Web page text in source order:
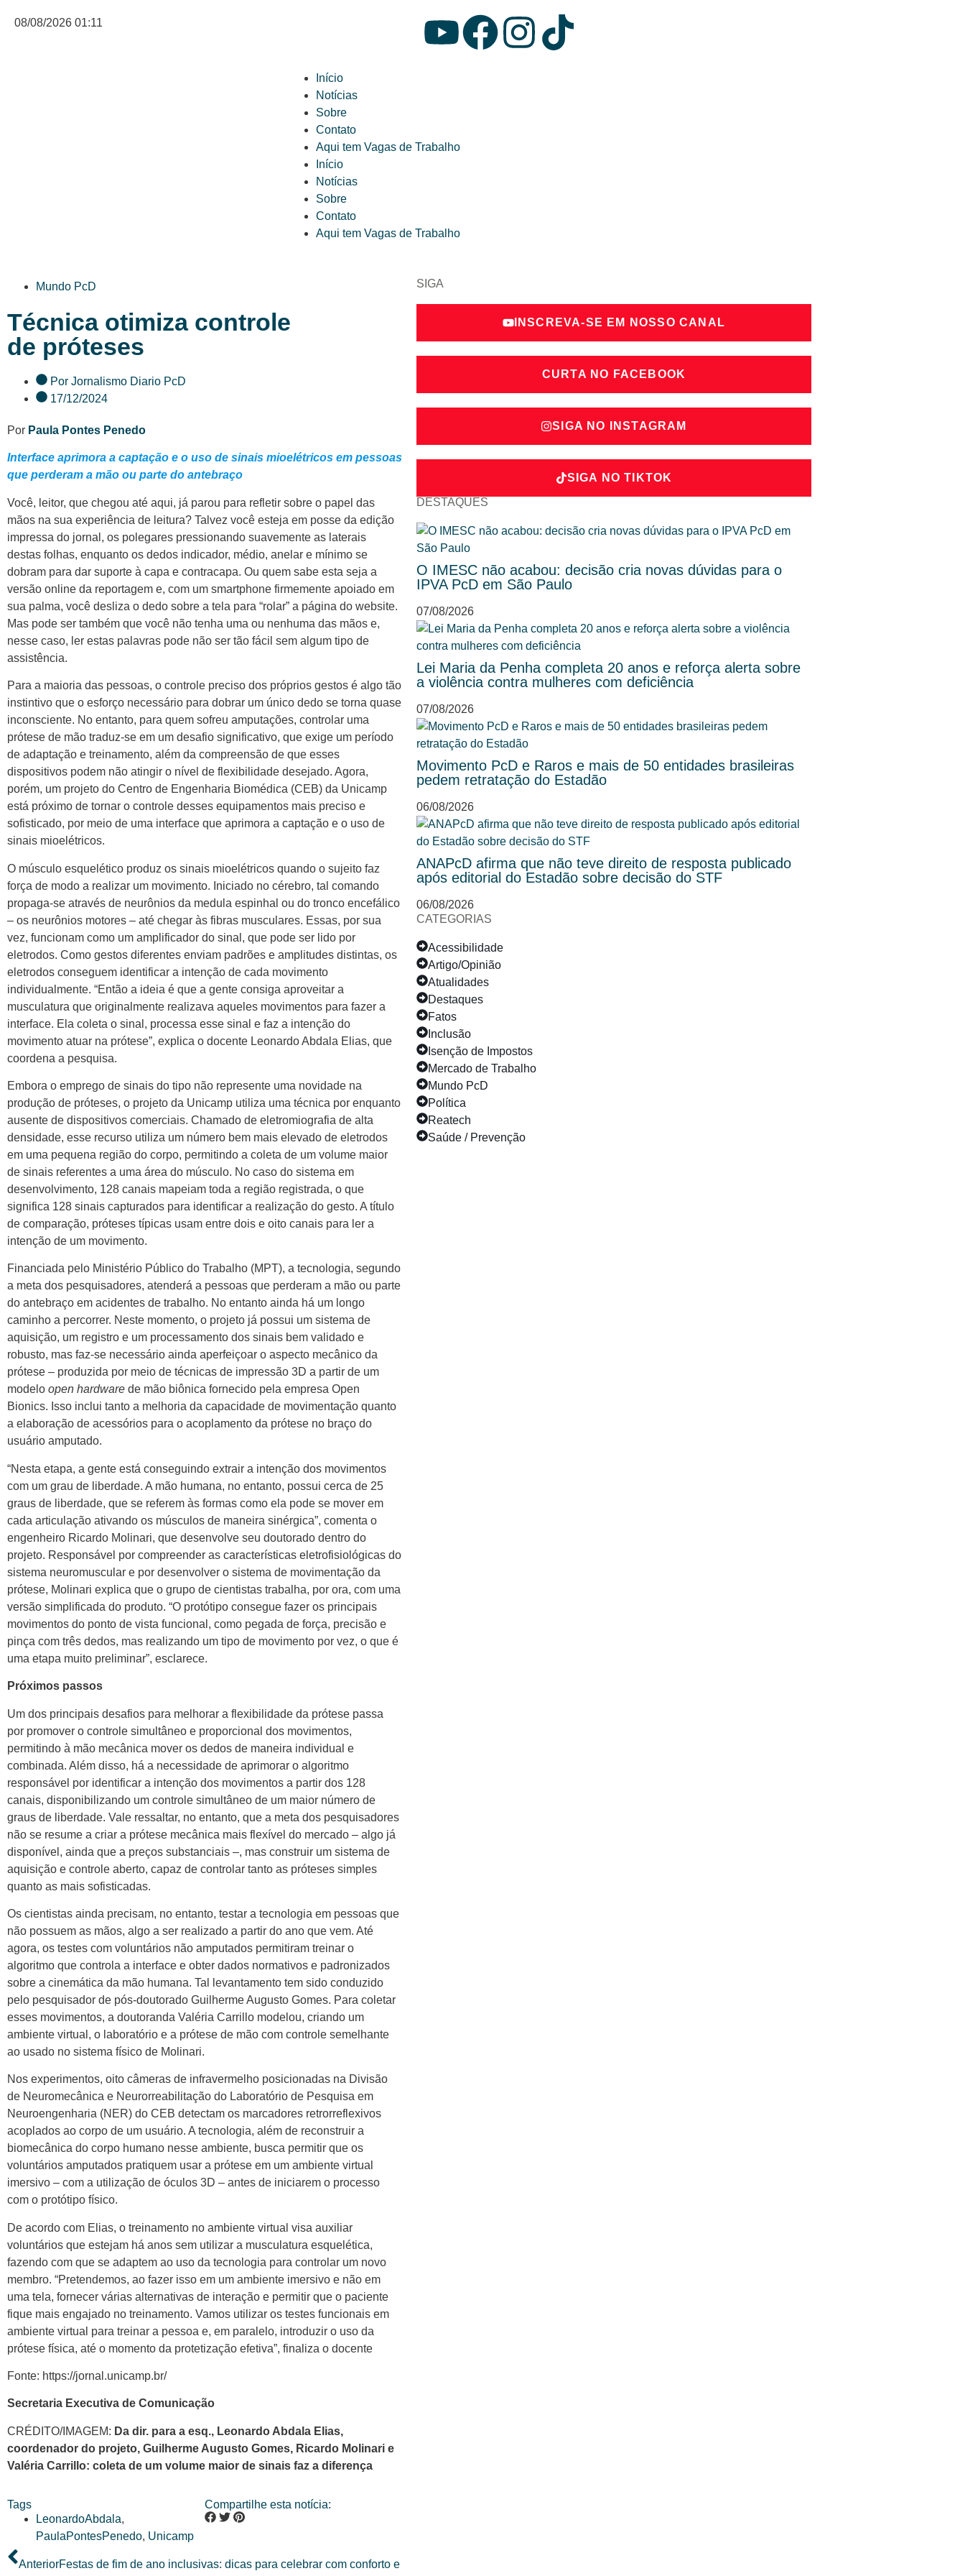
08/08/2026 01:11
Início
Notícias
Sobre
Contato
Aqui tem Vagas de Trabalho
Início
Notícias
Sobre
Contato
Aqui tem Vagas de Trabalho
Mundo PcD
Técnica otimiza controle
de próteses
Por Jornalismo Diario PcD
17/12/2024
Por Paula Pontes Penedo
Interface aprimora a captação e o uso de sinais mioelétricos em pessoas
que perderam a mão ou parte do antebraço
Você, leitor, que chegou até aqui, já parou para refletir sobre o papel das
mãos na sua experiência de leitura? Talvez você esteja em posse da edição
impressa do jornal, os polegares pressionando suavemente as laterais
destas folhas, enquanto os dedos indicador, médio, anelar e mínimo se
dobram para dar suporte à capa e contracapa. Ou quem sabe esta seja a
versão online da reportagem e, com um smartphone firmemente apoiado em
sua palma, você desliza o dedo sobre a tela para “rolar” a página do website.
Mas pode ser também que você não tenha uma ou nenhuma das mãos e,
nesse caso, ler estas palavras pode não ser tão fácil sem algum tipo de
assistência.
Para a maioria das pessoas, o controle preciso dos próprios gestos é algo tão
instintivo que o esforço necessário para dobrar um único dedo se torna quase
inconsciente. No entanto, para quem sofreu amputações, controlar uma
prótese de mão traduz-se em um desafio significativo, que exige um período
de adaptação e treinamento, além da compreensão de que esses
dispositivos podem não atingir o nível de flexibilidade desejado. Agora,
porém, um projeto do Centro de Engenharia Biomédica (CEB) da Unicamp
está próximo de tornar o controle desses equipamentos mais preciso e
sofisticado, por meio de uma interface que aprimora a captação e o uso de
sinais mioelétricos.
O músculo esquelético produz os sinais mioelétricos quando o sujeito faz
força de modo a realizar um movimento. Iniciado no cérebro, tal comando
propaga-se através de neurônios da medula espinhal ou do tronco encefálico
– os neurônios motores – até chegar às fibras musculares. Essas, por sua
vez, funcionam como um amplificador do sinal, que pode ser lido por
eletrodos. Como gestos diferentes enviam padrões e amplitudes distintas, os
eletrodos conseguem identificar a intenção de cada movimento
individualmente. “Então a ideia é que a gente consiga aproveitar a
musculatura que originalmente realizava aqueles movimentos para fazer a
interface. Ela coleta o sinal, processa esse sinal e faz a intenção do
movimento atuar na prótese”, explica o docente Leonardo Abdala Elias, que
coordena a pesquisa.
Embora o emprego de sinais do tipo não represente uma novidade na
produção de próteses, o projeto da Unicamp utiliza uma técnica por enquanto
ausente de dispositivos comerciais. Chamado de eletromiografia de alta
densidade, esse recurso utiliza um número bem mais elevado de eletrodos
em uma pequena região do corpo, permitindo a coleta de um volume maior
de sinais referentes a uma área do músculo. No caso do sistema em
desenvolvimento, 128 canais mapeiam toda a região registrada, o que
significa 128 sinais capturados para identificar a realização do gesto. A título
de comparação, próteses típicas usam entre dois e oito canais para ler a
intenção de um movimento.
Financiada pelo Ministério Público do Trabalho (MPT), a tecnologia, segundo
a meta dos pesquisadores, atenderá a pessoas que perderam a mão ou parte
do antebraço em acidentes de trabalho. No entanto ainda há um longo
caminho a percorrer. Neste momento, o projeto já possui um sistema de
aquisição, um registro e um processamento dos sinais bem validado e
robusto, mas faz-se necessário ainda aperfeiçoar o aspecto mecânico da
prótese – produzida por meio de técnicas de impressão 3D a partir de um
modelo open hardware de mão biônica fornecido pela empresa Open
Bionics. Isso inclui tanto a melhoria da capacidade de movimentação quanto
a elaboração de acessórios para o acoplamento da prótese no braço do
usuário amputado.
“Nesta etapa, a gente está conseguindo extrair a intenção dos movimentos
com um grau de liberdade. A mão humana, no entanto, possui cerca de 25
graus de liberdade, que se referem às formas como ela pode se mover em
cada articulação ativando os músculos de maneira sinérgica”, comenta o
engenheiro Ricardo Molinari, que desenvolve seu doutorado dentro do
projeto. Responsável por compreender as características eletrofisiológicas do
sistema neuromuscular e por desenvolver o sistema de movimentação da
prótese, Molinari explica que o grupo de cientistas trabalha, por ora, com uma
versão simplificada do produto. “O protótipo consegue fazer os principais
movimentos do ponto de vista funcional, como pegada de força, precisão e
pinça com três dedos, mas realizando um tipo de movimento por vez, o que é
uma etapa muito preliminar”, esclarece.
Próximos passos
Um dos principais desafios para melhorar a flexibilidade da prótese passa
por promover o controle simultâneo e proporcional dos movimentos,
permitindo à mão mecânica mover os dedos de maneira individual e
combinada. Além disso, há a necessidade de aprimorar o algoritmo
responsável por identificar a intenção dos movimentos a partir dos 128
canais, disponibilizando um controle simultâneo de um maior número de
graus de liberdade. Vale ressaltar, no entanto, que a meta dos pesquisadores
não se resume a criar a prótese mecânica mais flexível do mercado – algo já
disponível, ainda que a preços substanciais –, mas construir um sistema de
aquisição e controle aberto, capaz de controlar tanto as próteses simples
quanto as mais sofisticadas.
Os cientistas ainda precisam, no entanto, testar a tecnologia em pessoas que
não possuem as mãos, algo a ser realizado a partir do ano que vem. Até
agora, os testes com voluntários não amputados permitiram treinar o
algoritmo que controla a interface e obter dados normativos e padronizados
sobre a cinemática da mão humana. Tal levantamento tem sido conduzido
pelo pesquisador de pós-doutorado Guilherme Augusto Gomes. Para coletar
esses movimentos, a doutoranda Valéria Carrillo modelou, criando um
ambiente virtual, o laboratório e a prótese de mão com controle semelhante
ao usado no sistema físico de Molinari.
Nos experimentos, oito câmeras de infravermelho posicionadas na Divisão
de Neuromecânica e Neurorreabilitação do Laboratório de Pesquisa em
Neuroengenharia (NER) do CEB detectam os marcadores retrorreflexivos
acoplados ao corpo de um usuário. A tecnologia, além de reconstruir a
biomecânica do corpo humano nesse ambiente, busca permitir que os
voluntários amputados pratiquem usar a prótese em um ambiente virtual
imersivo – com a utilização de óculos 3D – antes de iniciarem o processo
com o protótipo físico.
De acordo com Elias, o treinamento no ambiente virtual visa auxiliar
voluntários que estejam há anos sem utilizar a musculatura esquelética,
fazendo com que se adaptem ao uso da tecnologia para controlar um novo
membro. “Pretendemos, ao fazer isso em um ambiente imersivo e não em
uma tela, fornecer várias alternativas de interação e permitir que o paciente
fique mais engajado no treinamento. Vamos utilizar os testes funcionais em
ambiente virtual para treinar a pessoa e, em paralelo, introduzir o uso da
prótese física, até o momento da protetização efetiva”, finaliza o docente
Fonte: https://jornal.unicamp.br/
Secretaria Executiva de Comunicação
CRÉDITO/IMAGEM: Da dir. para a esq., Leonardo Abdala Elias,
coordenador do projeto, Guilherme Augusto Gomes, Ricardo Molinari e
Valéria Carrillo: coleta de um volume maior de sinais faz a diferença
Tags
LeonardoAbdala,
PaulaPontesPenedo, Unicamp
Compartilhe esta notícia:
AnteriorFestas de fim de ano inclusivas: dicas para celebrar com conforto e
SIGA
INSCREVA-SE EM NOSSO CANAL
CURTA NO FACEBOOK
SIGA NO INSTAGRAM
SIGA NO TIKTOK
DESTAQUES
O IMESC não acabou: decisão cria novas dúvidas para o
IPVA PcD em São Paulo
07/08/2026
Lei Maria da Penha completa 20 anos e reforça alerta sobre
a violência contra mulheres com deficiência
07/08/2026
Movimento PcD e Raros e mais de 50 entidades brasileiras
pedem retratação do Estadão
06/08/2026
ANAPcD afirma que não teve direito de resposta publicado
após editorial do Estadão sobre decisão do STF
06/08/2026
CATEGORIAS
Acessibilidade
Artigo/Opinião
Atualidades
Destaques
Fatos
Inclusão
Isenção de Impostos
Mercado de Trabalho
Mundo PcD
Política
Reatech
Saúde / Prevenção